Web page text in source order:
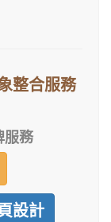
整合服務
服務
設計